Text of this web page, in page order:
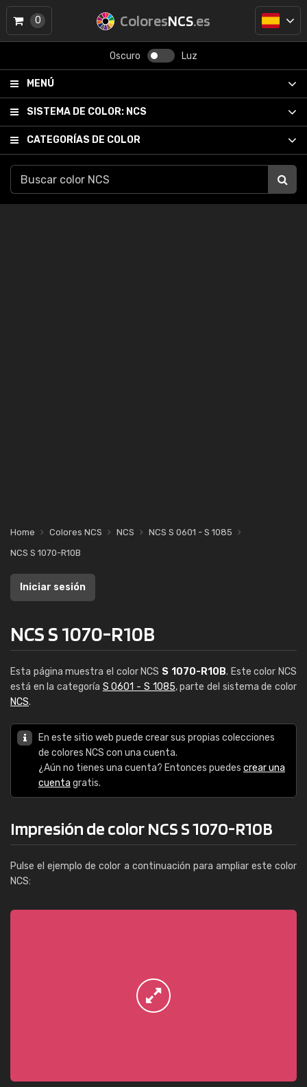
ColoresNCS.es
Oscuro Luz
MENÚ
SISTEMA DE COLOR: NCS
CATEGORÍAS DE COLOR
0
Home Colores NCS NCS
NCS S 0601 - S 1085
NCS S 1070-R10B
Iniciar sesión
NCS S 1070-R10B
Esta página muestra el color NCS S 1070-R10B. Este color NCS
está en la categoría S 0601 - S 1085, parte del sistema de color
NCS.
En este sitio web puede crear sus propias colecciones
de colores NCS con una cuenta.
¿Aún no tienes una cuenta? Entonces puedes crear una
cuenta gratis.
Impresión de color NCS S 1070-R10B
Pulse el ejemplo de color a continuación para ampliar este color
NCS: